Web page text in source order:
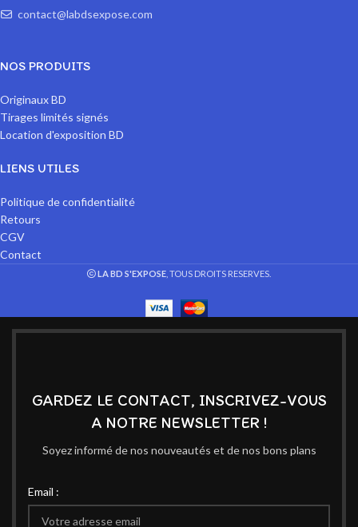
contact@labdsexpose.com
NOS PRODUITS
Originaux BD
Tirages limités signés
Location d'exposition BD
LIENS UTILES
Politique de confidentialité
Retours
CGV
Contact
LA BD S'EXPOSE , TOUS DROITS RESERVES.
GARDEZ LE CONTACT, INSCRIVEZ-VOUS
A NOTRE NEWSLETTER !
Soyez informé de nos nouveautés et de nos bons plans
Email :